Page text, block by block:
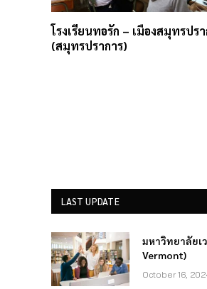
โรงเรียนทอรัก – เมืองสมุทรปร
(สมุทรปราการ)
LAST UPDATE
มหาวิทยาลัยเ
Vermont)
October 16,